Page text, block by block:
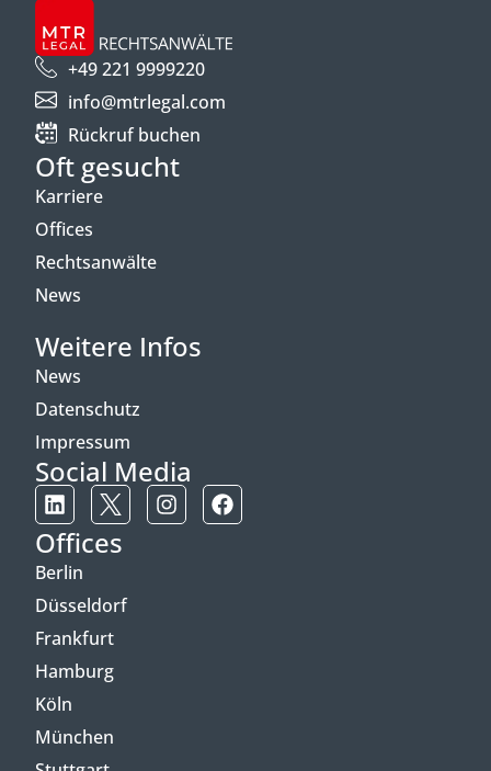
+49 221 9999220
info@mtrlegal.com
Rückruf buchen
Oft gesucht
Karriere
Offices
Rechtsanwälte
News
Weitere Infos
News
Datenschutz
Impressum
Social Media
Offices
Berlin
Düsseldorf
Frankfurt
Hamburg
Köln
München